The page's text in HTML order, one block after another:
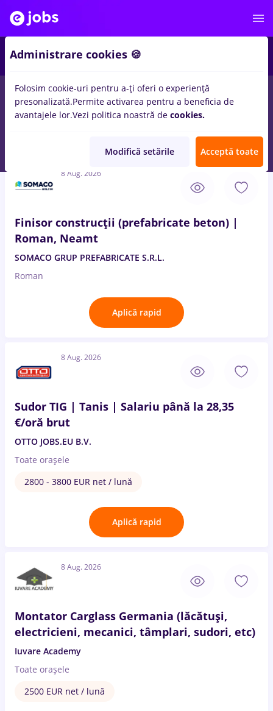
Salarii Student IT / Telecom Medicină /
8 Aug. 2026
Finisor construcții (prefabricate beton) |
Roman, Neamt
SOMACO GRUP PREFABRICATE S.R.L.
Roman
Aplică rapid
8 Aug. 2026
Sudor TIG | Tanis | Salariu până la 28,35
€/oră brut
OTTO JOBS.EU B.V.
Toate oraşele
2800 - 3800 EUR net / lună
Aplică rapid
8 Aug. 2026
Montator Carglass Germania (lăcătuși,
electricieni, mecanici, tâmplari, sudori, etc)
Iuvare Academy
Toate oraşele
2500 EUR net / lună
Administrare cookies 🍪
Folosim cookie-uri pentru a-ți oferi o experiență
presonalizată.Permite activarea pentru a beneficia de
avantajele lor.Vezi politica noastră de cookies.
Modifică setările Acceptă toate